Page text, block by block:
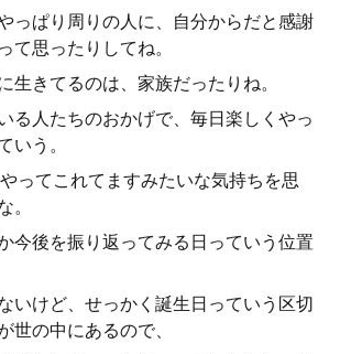
っぱり周りの人に、自分からだと感謝
て思ったりしてね。
生きてるのは、家族だったりね。
る人たちのおかげで、毎日楽しくやっ
いう。
ってこれてますみたいな気持ちを思
。
今後を振り返ってみる日っていう位置
いけど、せっかく誕生日っていう区切
世の中にあるので、